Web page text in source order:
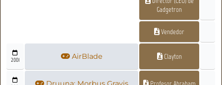
Gadgetron
Vendedor
2001 AirBlade Clayton